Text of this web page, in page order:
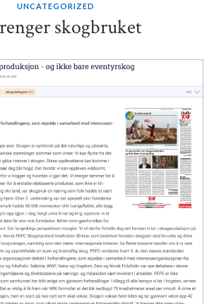
UNCATEGORIZED
skogbruket